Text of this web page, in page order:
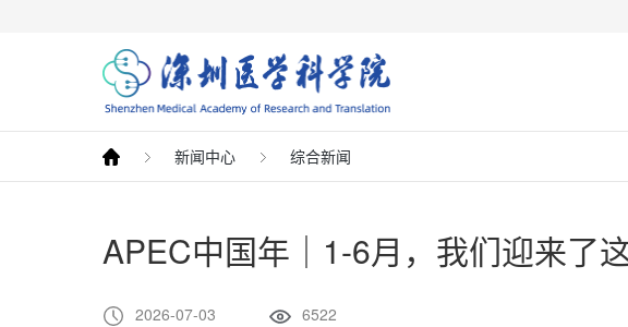
新闻中心 综合新闻
APEC中国年｜1-6月，我们迎来了
2026-07-03 6522